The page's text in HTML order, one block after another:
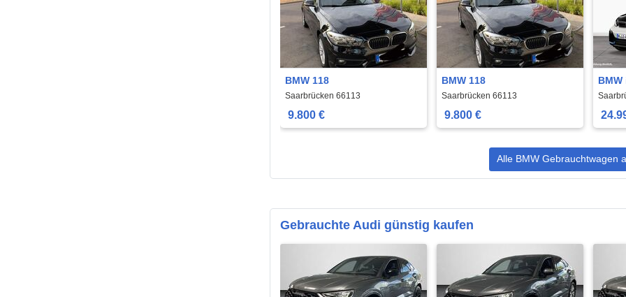
BMW 118
Saarbrücken 66113
9.800 €
BMW 118
Saarbrücken 66113
9.800 €
BMW
Alle BMW Gebrauchtwagen
Gebrauchte Audi günstig kaufen